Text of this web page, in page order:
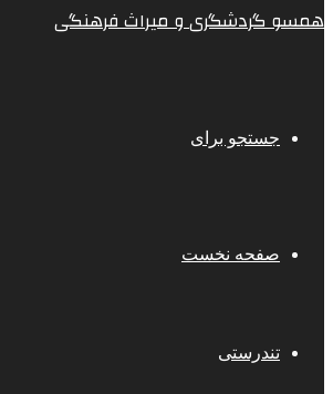
همسو گردشگری و میراث فرهنگی
جستجو برای
صفحه نخست
تندرستی